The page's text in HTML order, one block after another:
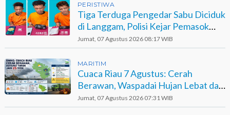
PERISTIWA
Tiga Terduga Pengedar Sabu Diciduk
di Langgam, Polisi Kejar Pemasok
Berinisial GA
Jumat, 07 Agustus 2026 08:17 WIB
MARITIM
Cuaca Riau 7 Agustus: Cerah
Berawan, Waspadai Hujan Lebat dan
Petir
Jumat, 07 Agustus 2026 07:31 WIB